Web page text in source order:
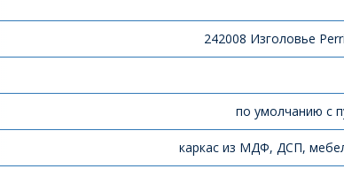
242008 Изголовье
по умолчанию с
каркас из МДФ, ДСП,